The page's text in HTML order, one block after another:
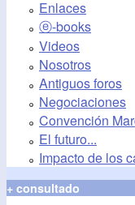
Enlaces
ⓔ-books
Videos
Nosotros
Antiguos foros
Negociaciones
Convención
El futuro...
Impacto de los
+ consultado